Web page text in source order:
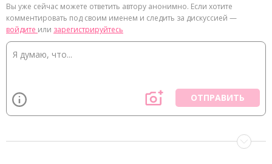
Вы уже сейчас можете ответить автору анонимно. Если хотите
комментировать под своим именем и следить за дискуссией —
войдите или зарегистрируйтесь
ОТПРАВИТЬ